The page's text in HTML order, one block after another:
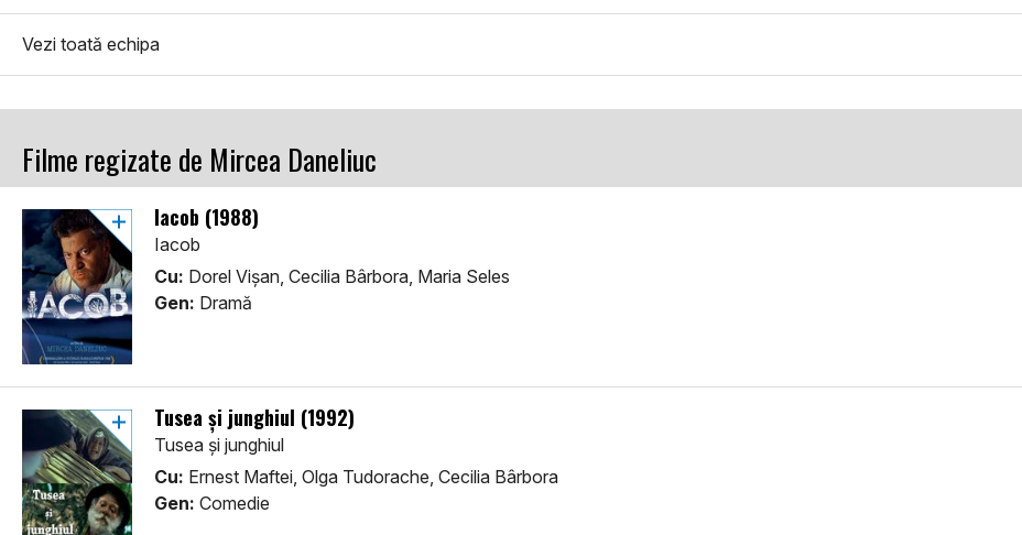
Vezi toată echipa
Filme regizate de Mircea Daneliuc
Iacob (1988)
Iacob
Cu: Dorel Vișan, Cecilia Bârbora, Maria Seles
Gen: Dramă
Tusea și junghiul (1992)
Tusea și junghiul
Cu: Ernest Maftei, Olga Tudorache, Cecilia Bârbora
Gen: Comedie